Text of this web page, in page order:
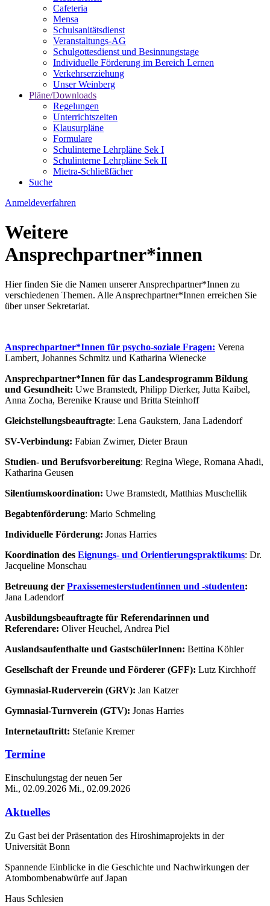
Cafeteria
Mensa
Schulsanitätsdienst
Veranstaltungs-AG
Schulgottesdienst und Besinnungstage
Individuelle Förderung im Bereich Lernen
Verkehrserziehung
Unser Weinberg
Pläne/Downloads
Regelungen
Unterrichtszeiten
Klausurpläne
Formulare
Schulinterne Lehrpläne Sek I
Schulinterne Lehrpläne Sek II
Mietra-Schließfächer
Suche
Anmeldeverfahren
Weitere
Ansprechpartner*innen
Hier finden Sie die Namen unserer Ansprechpartner*Innen zu
verschiedenen Themen. Alle Ansprechpartner*Innen erreichen Sie
über unser Sekretariat.
Ansprechpartner*Innen für psycho-soziale Fragen: Verena
Lambert, Johannes Schmitz und Katharina Wienecke
Ansprechpartner*Innen für das Landesprogramm Bildung
und Gesundheit: Uwe Bramstedt, Philipp Dierker, Jutta Kaibel,
Anna Zocha, Berenike Krause und Britta Steinhoff
Gleichstellungsbeauftragte: Lena Gaukstern, Jana Ladendorf
SV-Verbindung: Fabian Zwirner, Dieter Braun
Studien- und Berufsvorbereitung: Regina Wiege, Romana Ahadi,
Katharina Geusen
Silentiumskoordination: Uwe Bramstedt, Matthias Muschellik
Begabtenförderung: Mario Schmeling
Individuelle Förderung: Jonas Harries
Koordination des Eignungs- und Orientierungspraktikums: Dr.
Jacqueline Monschau
Betreuung der Praxissemesterstudentinnen und -studenten:
Jana Ladendorf
Ausbildungsbeauftragte für Referendarinnen und
Referendare: Oliver Heuchel, Andrea Piel
Auslandsaufenthalte und GastschülerInnen: Bettina Köhler
Gesellschaft der Freunde und Förderer (GFF): Lutz Kirchhoff
Gymnasial-Ruderverein (GRV): Jan Katzer
Gymnasial-Turnverein (GTV): Jonas Harries
Internetauftritt: Stefanie Kremer
Termine
Einschulungstag der neuen 5er
Mi., 02.09.2026 Mi., 02.09.2026
Aktuelles
Zu Gast bei der Präsentation des Hiroshimaprojekts in der
Universität Bonn
Spannende Einblicke in die Geschichte und Nachwirkungen der
Atombombenabwürfe auf Japan
Haus Schlesien